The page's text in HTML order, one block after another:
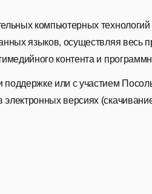
компьютерных технологий
языков, осуществляя
контента и
поддержке или с участием
электронных версиях